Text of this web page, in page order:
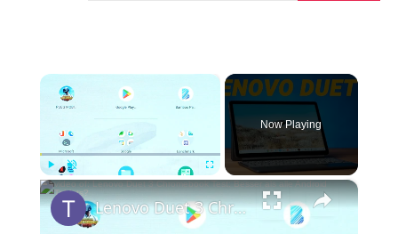
×
Play Unmute Fullscreen
Now Playing
×
Lenovo Duet 3 Chromebook Test: Besser als alle Android Tablets?